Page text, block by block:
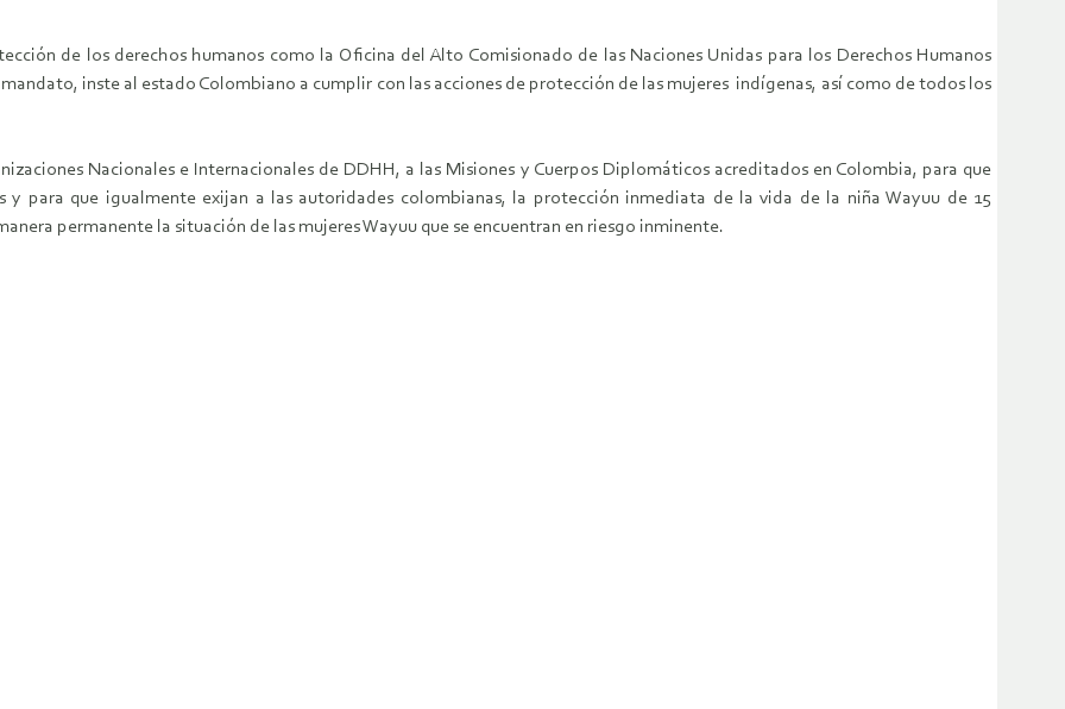
de los derechos humanos como la Oficina del Alto Comisionado de las Naciones Unidas para los Derechos Humanos
inste al estado Colombiano a cumplir con las acciones de protección de las mujeres indígenas, así como de todos los
Nacionales e Internacionales de DDHH, a las Misiones y Cuerpos Diplomáticos acreditados en Colombia, para que
y para que igualmente exijan a las autoridades colombianas, la protección inmediata de la vida de la niña Wayuu de 15
permanente la situación de las mujeres Wayuu que se encuentran en riesgo inminente.